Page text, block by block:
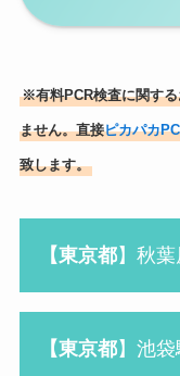
※有料PCR検査に関する
ません。直接ピカパカ
致します。
【東京都】秋葉
【東京都】池袋